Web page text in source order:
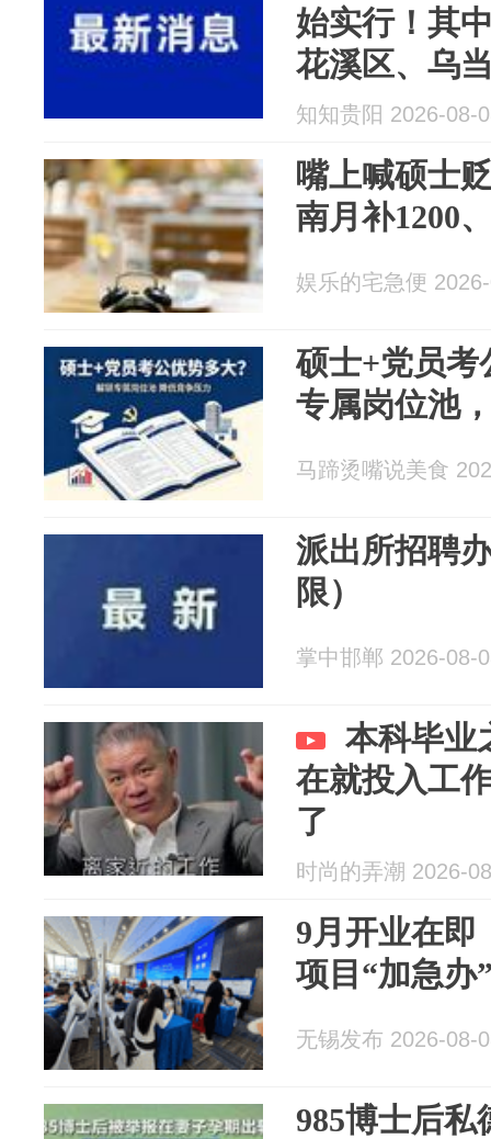
始实行！其
花溪区、乌
湖区、清镇
知知贵阳 2026-08-
嘴上喊硕士
南月补1200
娱乐的宅急便
硕士+党员考
专属岗位池
马蹄烫嘴说美食
派出所招聘
限）
掌中邯郸 2026-08-
本科毕业
在就投入工
了
时尚的弄潮 2026-
9月开业在即
项目“加急办
无锡发布 2026-08-
985博士后私